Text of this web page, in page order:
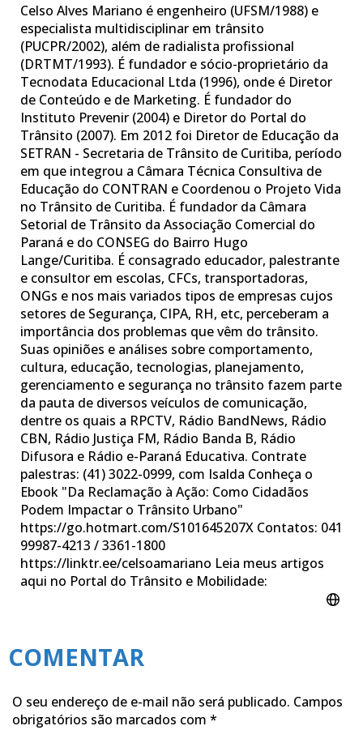
Celso Alves Mariano é engenheiro (UFSM/1988) e
especialista multidisciplinar em trânsito
(PUCPR/2002), além de radialista profissional
(DRTMT/1993). É fundador e sócio-proprietário da
Tecnodata Educacional Ltda (1996), onde é Diretor
de Conteúdo e de Marketing. É fundador do
Instituto Prevenir (2004) e Diretor do Portal do
Trânsito (2007). Em 2012 foi Diretor de Educação da
SETRAN - Secretaria de Trânsito de Curitiba, período
em que integrou a Câmara Técnica Consultiva de
Educação do CONTRAN e Coordenou o Projeto Vida
no Trânsito de Curitiba. É fundador da Câmara
Setorial de Trânsito da Associação Comercial do
Paraná e do CONSEG do Bairro Hugo
Lange/Curitiba. É consagrado educador, palestrante
e consultor em escolas, CFCs, transportadoras,
ONGs e nos mais variados tipos de empresas cujos
setores de Segurança, CIPA, RH, etc, perceberam a
importância dos problemas que vêm do trânsito.
Suas opiniões e análises sobre comportamento,
cultura, educação, tecnologias, planejamento,
gerenciamento e segurança no trânsito fazem parte
da pauta de diversos veículos de comunicação,
dentre os quais a RPCTV, Rádio BandNews, Rádio
CBN, Rádio Justiça FM, Rádio Banda B, Rádio
Difusora e Rádio e-Paraná Educativa. Contrate
palestras: (41) 3022-0999, com Isalda Conheça o
Ebook "Da Reclamação à Ação: Como Cidadãos
Podem Impactar o Trânsito Urbano"
https://go.hotmart.com/S101645207X Contatos: 041
99987-4213 / 3361-1800
https://linktr.ee/celsoamariano Leia meus artigos
aqui no Portal do Trânsito e Mobilidade:
COMENTAR
O seu endereço de e-mail não será publicado. Campos
obrigatórios são marcados com *